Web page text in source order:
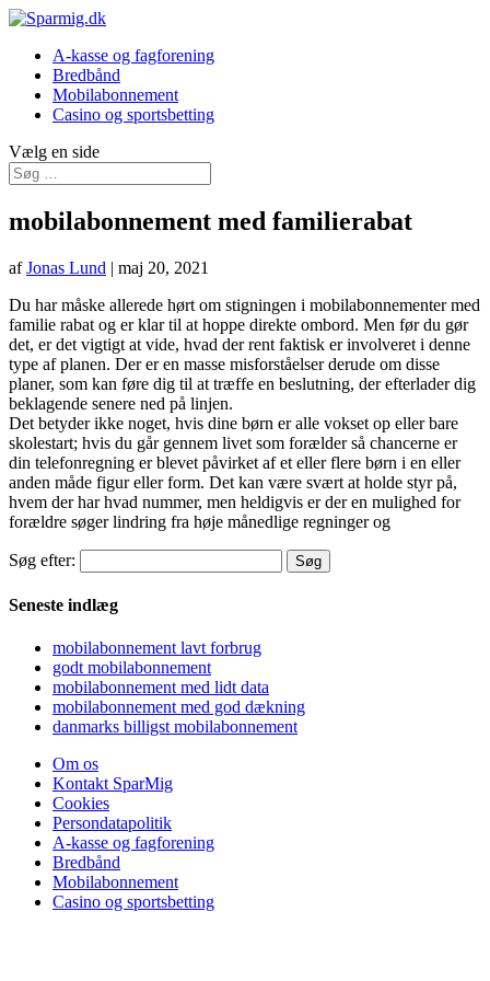
A-kasse og fagforening
Bredbånd
Mobilabonnement
Casino og sportsbetting
Vælg en side
mobilabonnement med familierabat
afJonas Lund | maj 20, 2021
Du har måske allerede hørt om stigningen i mobilabonnementer med
familie rabat og er klar til at hoppe direkte ombord. Men før du gør
det, er det vigtigt at vide, hvad der rent faktisk er involveret i denne
type af planen. Der er en masse misforståelser derude om disse
planer, som kan føre dig til at træffe en beslutning, der efterlader dig
beklagende senere ned på linjen.
Det betyder ikke noget, hvis dine børn er alle vokset op eller bare
skolestart; hvis du går gennem livet som forælder så chancerne er
din telefonregning er blevet påvirket af et eller flere børn i en eller
anden måde figur eller form. Det kan være svært at holde styr på,
hvem der har hvad nummer, men heldigvis er der en mulighed for
forældre søger lindring fra høje månedlige regninger og
Søg efter:
Seneste indlæg
mobilabonnement lavt forbrug
godt mobilabonnement
mobilabonnement med lidt data
mobilabonnement med god dækning
danmarks billigst mobilabonnement
Om os
Kontakt SparMig
Cookies
Persondatapolitik
A-kasse og fagforening
Bredbånd
Mobilabonnement
Casino og sportsbetting